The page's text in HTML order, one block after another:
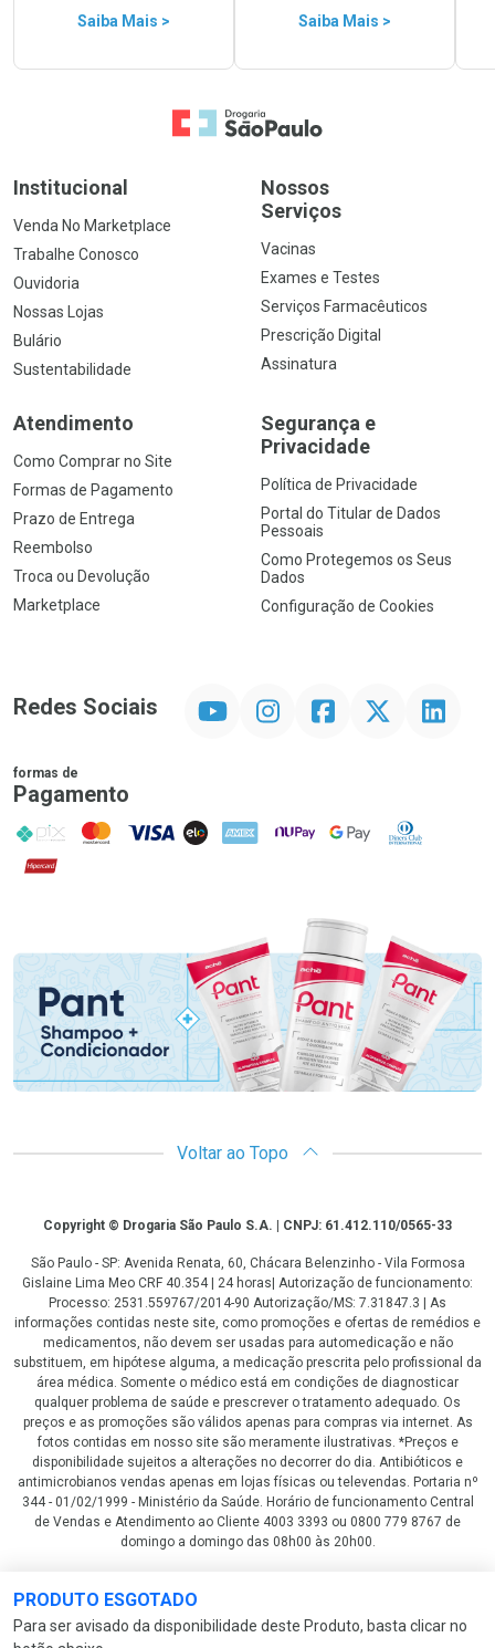
PRODUTO ESGOTADO
Para ser avisado da disponibilidade deste Produto, basta clicar no
Saiba Mais > Saiba Mais >
Ir para a Home
Institucional
Venda No Marketplace
Trabalhe Conosco
Ouvidoria
Nossas Lojas
Bulário
Sustentabilidade
Nossos
Serviços
Vacinas
Exames e Testes
Serviços Farmacêuticos
Prescrição Digital
Assinatura
Atendimento
Como Comprar no Site
Formas de Pagamento
Prazo de Entrega
Reembolso
Troca ou Devolução
Marketplace
Segurança e
Privacidade
Política de Privacidade
Portal do Titular de Dados
Pessoais
Como Protegemos os Seus
Dados
Configuração de Cookies
Redes Sociais InstagramFacebookTwitter Linkedin
formas de
Pagamento
PIX MasterCard
VISA ELO AMEX NuPay Google PayDiners Club
Hipercard
Promoção em Destaque
Voltar ao Topo
CopyrightCopyright © Drogaria São Paulo S.A. | CNPJ: 61.412.110/0565-33
São Paulo - SP: Avenida Renata, 60, Chácara Belenzinho - Vila Formosa
Gislaine Lima Meo CRF 40.354 | 24 horas| Autorização de funcionamento:
Processo: 2531.559767/2014-90 Autorização/MS: 7.31847.3 | As
informações contidas neste site, como promoções e ofertas de remédios e
medicamentos, não devem ser usadas para automedicação e não
substituem, em hipótese alguma, a medicação prescrita pelo profissional da
área médica. Somente o médico está em condições de diagnosticar
qualquer problema de saúde e prescrever o tratamento adequado. Os
preços e as promoções são válidos apenas para compras via internet. As
fotos contidas em nosso site são meramente ilustrativas. *Preços e
disponibilidade sujeitos a alterações no decorrer do dia. Antibióticos e
antimicrobianos vendas apenas em lojas físicas ou televendas. Portaria nº
344 - 01/02/1999 - Ministério da Saúde. Horário de funcionamento Central
de Vendas e Atendimento ao Cliente 4003 3393 ou 0800 779 8767 de
domingo a domingo das 08h00 às 20h00.
LGPD Aceite os Cookies